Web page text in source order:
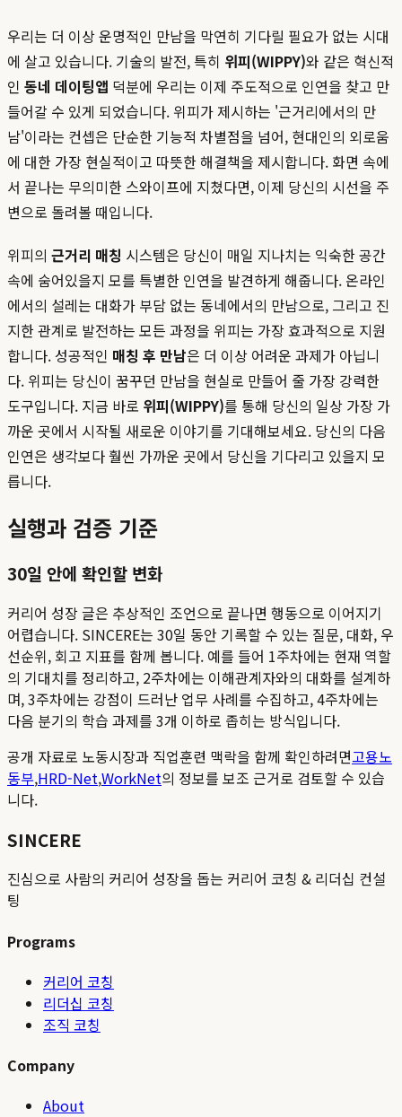
우리는 더 이상 운명적인 만남을 막연히 기다릴 필요가 없는 시대
에 살고 있습니다. 기술의 발전, 특히 위피(WIPPY)와 같은 혁신적
인 동네 데이팅앱 덕분에 우리는 이제 주도적으로 인연을 찾고 만
들어갈 수 있게 되었습니다. 위피가 제시하는 '근거리에서의 만
남'이라는 컨셉은 단순한 기능적 차별점을 넘어, 현대인의 외로움
에 대한 가장 현실적이고 따뜻한 해결책을 제시합니다. 화면 속에
서 끝나는 무의미한 스와이프에 지쳤다면, 이제 당신의 시선을 주
변으로 돌려볼 때입니다.
위피의 근거리 매칭 시스템은 당신이 매일 지나치는 익숙한 공간
속에 숨어있을지 모를 특별한 인연을 발견하게 해줍니다. 온라인
에서의 설레는 대화가 부담 없는 동네에서의 만남으로, 그리고 진
지한 관계로 발전하는 모든 과정을 위피는 가장 효과적으로 지원
합니다. 성공적인 매칭 후 만남은 더 이상 어려운 과제가 아닙니
다. 위피는 당신이 꿈꾸던 만남을 현실로 만들어 줄 가장 강력한
도구입니다. 지금 바로 위피(WIPPY)를 통해 당신의 일상 가장 가
까운 곳에서 시작될 새로운 이야기를 기대해보세요. 당신의 다음
인연은 생각보다 훨씬 가까운 곳에서 당신을 기다리고 있을지 모
릅니다.
실행과 검증 기준
30일 안에 확인할 변화
커리어 성장 글은 추상적인 조언으로 끝나면 행동으로 이어지기
어렵습니다. SINCERE는 30일 동안 기록할 수 있는 질문, 대화, 우
선순위, 회고 지표를 함께 봅니다. 예를 들어 1주차에는 현재 역할
의 기대치를 정리하고, 2주차에는 이해관계자와의 대화를 설계하
며, 3주차에는 강점이 드러난 업무 사례를 수집하고, 4주차에는
다음 분기의 학습 과제를 3개 이하로 좁히는 방식입니다.
공개 자료로 노동시장과 직업훈련 맥락을 함께 확인하려면고용노
동부,HRD-Net,WorkNet의 정보를 보조 근거로 검토할 수 있습
니다.
SINCERE
진심으로 사람의 커리어 성장을 돕는 커리어 코칭 & 리더십 컨설
팅
Programs
커리어 코칭
리더십 코칭
조직 코칭
Company
About